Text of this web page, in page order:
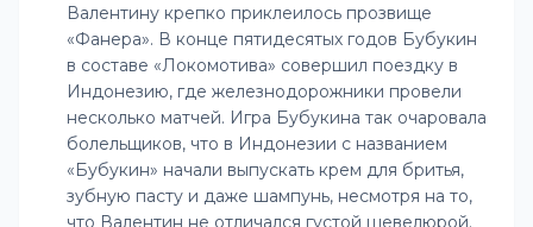
Валентину крепко приклеилось прозвище
«Фанера». В конце пятидесятых годов Бубукин
в составе «Локомотива» совершил поездку в
Индонезию, где железнодорожники провели
несколько матчей. Игра Бубукина так очаровала
болельщиков, что в Индонезии с названием
«Бубукин» начали выпускать крем для бритья,
зубную пасту и даже шампунь, несмотря на то,
что Валентин не отличался густой шевелюрой.